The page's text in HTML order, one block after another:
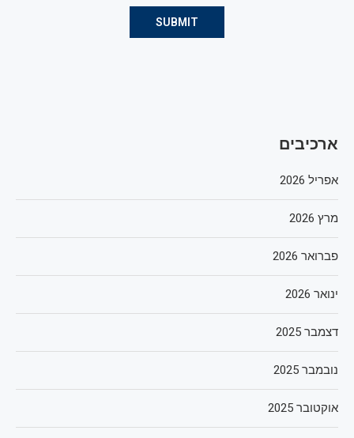
ארכיבים
אפריל 2026
מרץ 2026
פברואר 2026
ינואר 2026
דצמבר 2025
נובמבר 2025
אוקטובר 2025